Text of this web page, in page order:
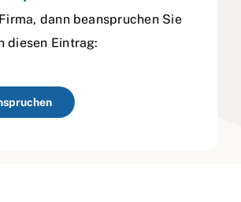
dann beanspruchen Sie
diesen Eintrag: